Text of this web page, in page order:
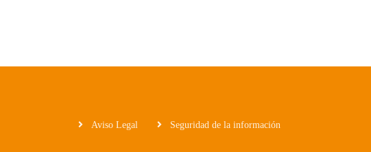
Aviso Legal Seguridad de la información